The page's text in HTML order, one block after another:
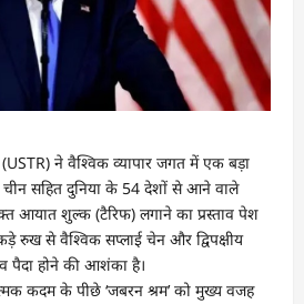
(USTR) ने वैश्विक व्यापार जगत में एक बड़ा
सहित दुनिया के 54 देशों से आने वाले
आयात शुल्क (टैरिफ) लगाने का प्रस्ताव पेश
रुख से वैश्विक सप्लाई चेन और द्विपक्षीय
पैदा होने की आशंका है।
कदम के पीछे ‘जबरन श्रम’ को मुख्य वजह